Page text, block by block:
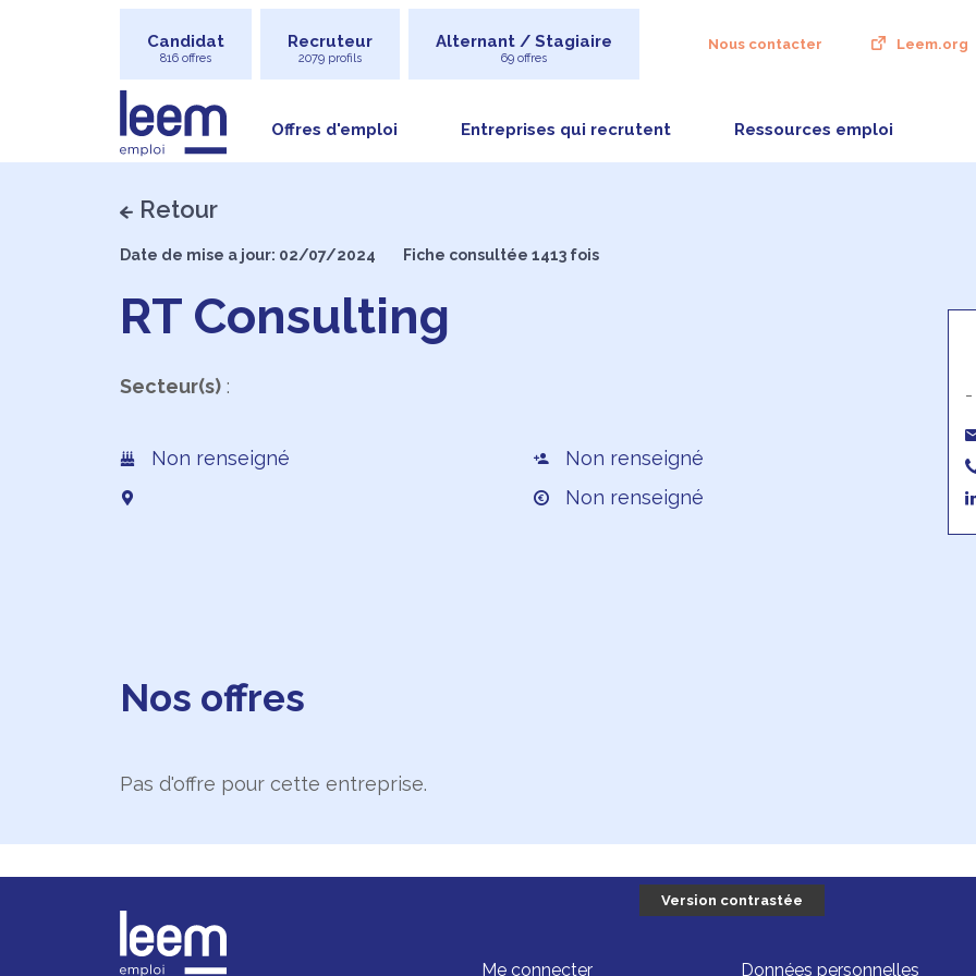
Candidat
816 offres
Recruteur
2079 profils
Alternant / Stagiaire
69 offres
Nous contacter Leem.org
Offres d'emploi Entreprises qui recrutent Ressources emploi
Retour
Date de mise a jour: 02/07/2024 Fiche consultée 1413 fois
RT Consulting
Secteur(s):
Non renseigné
Non renseigné
Non renseigné
-
Nos offres
Pas d'offre pour cette entreprise.
Version contrastée
Me connecter Données personnelles